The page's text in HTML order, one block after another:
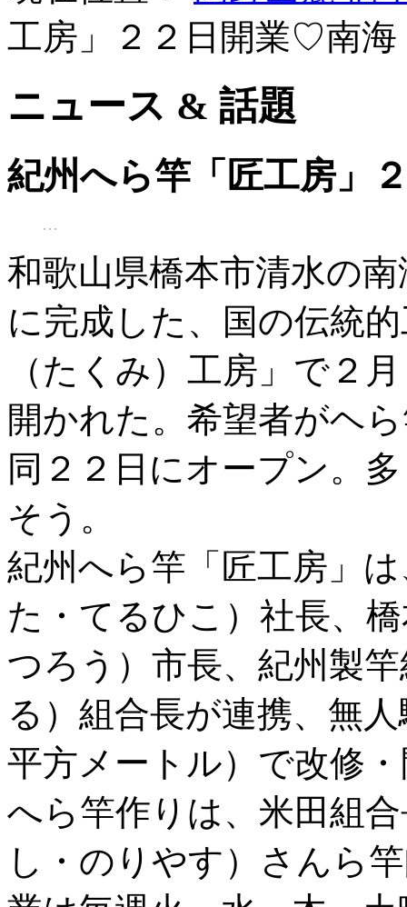
工房」２２日開業♡南海
ニュース & 話題
紀州へら竿「匠工房」
和歌山県橋本市清水の
に完成した、国の伝統
（たくみ）工房」で２
開かれた。希望者がヘ
同２２日にオープン。
そう。
紀州へら竿「匠工房」
た・てるひこ）社長、
つろう）市長、紀州製
る）組合長が連携、無
平方メートル）で改修
へら竿作りは、米田組
し・のりやす）さんら